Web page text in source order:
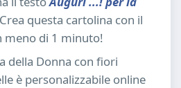
questa cartolina con il
meno di 1 minuto!
della Donna con fiori
è personalizzabile online